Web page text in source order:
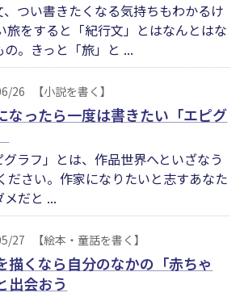
、つい書きたくなる気持ちもわかるけ
旅をすると「紀行文」とはなんとはな
。きっと「旅」と ...
26 【小説を書く】
なったら一度は書きたい「エピグ
グラフ」とは、作品世界へといざなう
ださい。作家になりたいと志すあなた
だと ...
27 【絵本・童話を書く】
描くなら自分のなかの「赤ちゃ
出会おう